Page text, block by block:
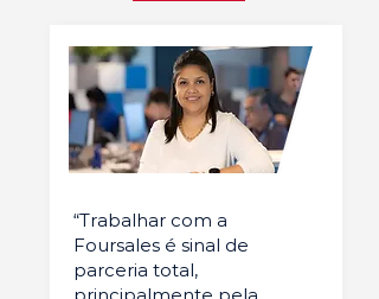
“Trabalhar com a
Foursales é sinal de
parceria total,